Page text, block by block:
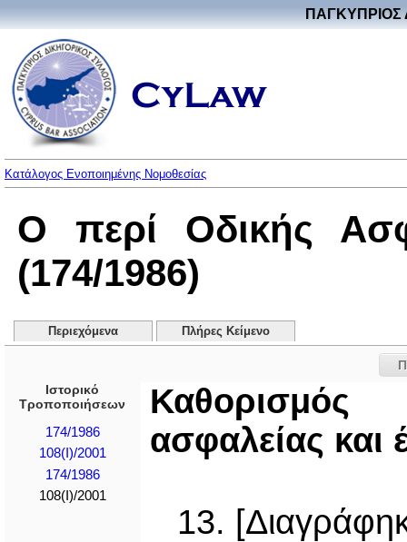
ΠΑΓΚΥΠΡΙΟΣ
Κατάλογος Ενοποιημένης Νομοθεσίας
Ο περί Οδικής
(174/1986)
Περιεχόμενα Πλήρες Κείμενο
Ιστορικό
Τροποποιήσεων
174/1986
108(I)/2001
174/1986
108(I)/2001
ασφαλείας και
13.